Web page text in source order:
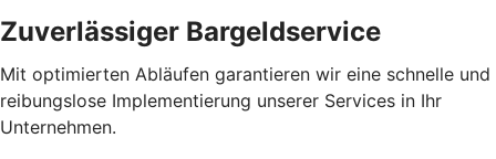
Zuverlässiger Bargeldservice
Mit optimierten Abläufen garantieren wir eine schnelle und
reibungslose Implementierung unserer Services in Ihr
Unternehmen.